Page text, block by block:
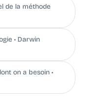
de la méthode
• Darwin
on a besoin •